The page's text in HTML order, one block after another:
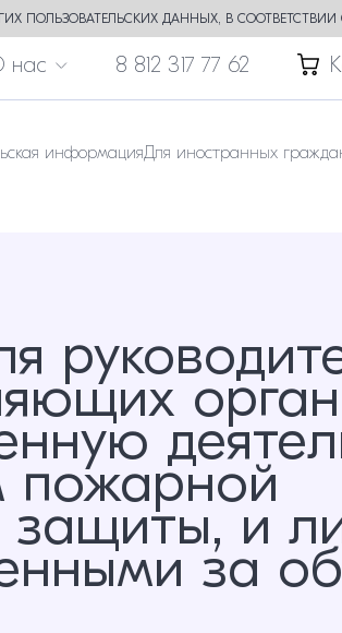
ПОЛЬЗОВАТЕЛЬСКИХ ДАННЫХ, В СООТВЕТСТВИИ
нас 8 812 317 77 62
информацияДля иностранных
пожарной
защиты, и
за